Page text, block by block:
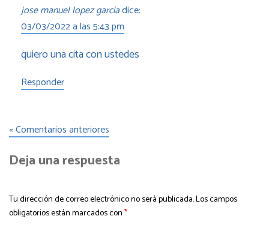
jose manuel lopez garciadice:
03/03/2022 a las 5:43 pm
quiero una cita con ustedes
Responder
« Comentarios anteriores
Deja una respuesta
Tu dirección de correo electrónico no será publicada.Los campos
obligatorios están marcados con*